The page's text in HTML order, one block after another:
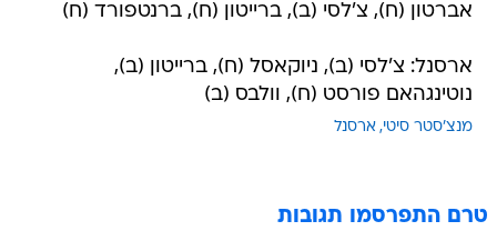
אברטון (ח), צ'לסי (ב), ברייטון (ח), ברנטפורד (ח)
ארסנל: צ'לסי (ב), ניוקאסל (ח), ברייטון (ב),
נוטינגהאם פורסט (ח), וולבס (ב)
מנצ'סטר סיטי ארסנל
טרם התפרסמו תגובות